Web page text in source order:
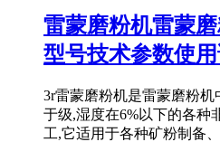
雷蒙磨粉机雷蒙
型号技术参数使
3r雷蒙磨粉机是雷蒙磨粉
于级,湿度在6%以下的各种
工,它适用于各种矿粉制备